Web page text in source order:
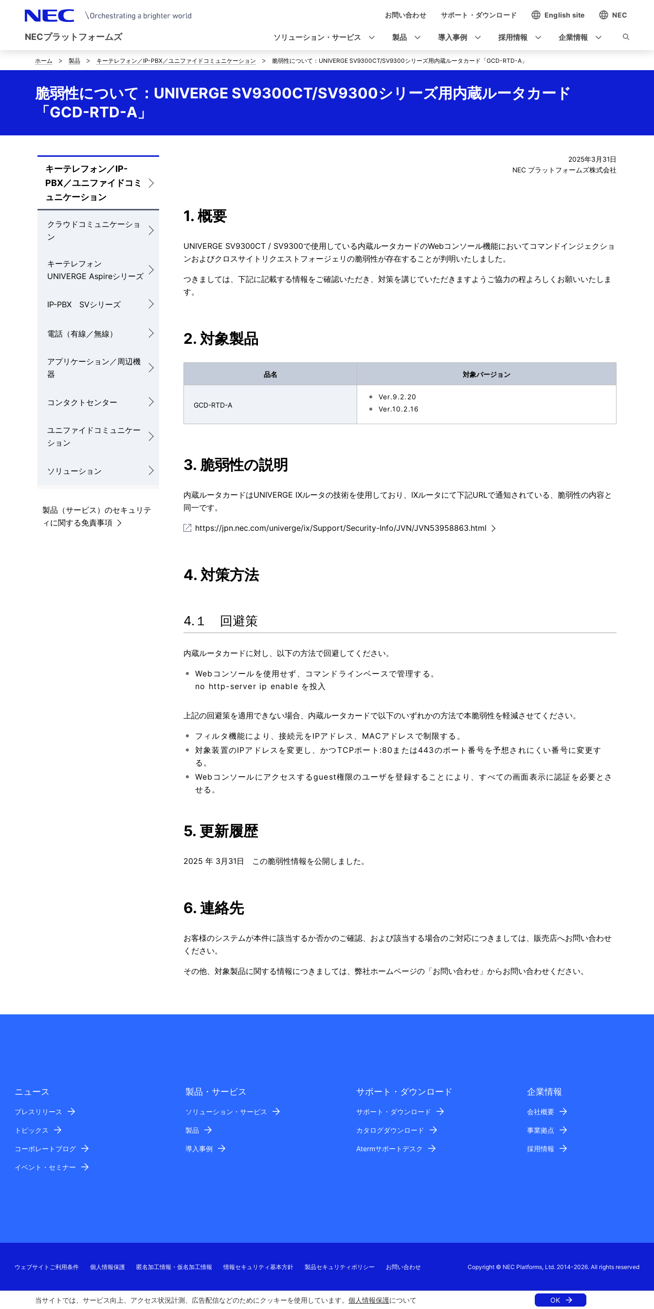
当サイトでは、サービス向上、アクセス状況計測、広告配信などのためにクッキーを使用しています。 個人情報保護について OK
NECプラットフォームズ
ゲ
ー
シ
お問い合わせ サポート・ダウンロード English site NEC
ソリューション・サービス 製品 導入事例 採用情報 企業情報
サ
イ
ト
現
在
位
ホーム 製品 キーテレフォン／IP-PBX／ユニファイドコミュニケーション 脆弱性について：UNIVERGE SV9300CT/SV9300シリーズ用内蔵ルータカード「GCD-RTD-A」
脆弱性について：UNIVERGE SV9300CT/SV9300シリーズ用内蔵ルータカード
「GCD-RTD-A」
ロ
ー
カ
ル
ビ
ー
シ
ン
キーテレフォン／IP-
PBX／ユニファイドコミ
ュニケーション
クラウドコミュニケーショ
ン
キーテレフォン
UNIVERGE Aspireシリーズ
IP-PBX SVシリーズ
電話（有線／無線）
アプリケーション／周辺機
器
コンタクトセンター
ユニファイドコミュニケー
ション
ソリューション
製品（サービス）のセキュリテ
ィに関する免責事項
2025年3月31日
NEC プラットフォームズ株式会社
1. 概要
UNIVERGE SV9300CT / SV9300で使用している内蔵ルータカードのWebコンソール機能においてコマンドインジェクショ
ンおよびクロスサイトリクエストフォージェリの脆弱性が存在することが判明いたしました。
つきましては、下記に記載する情報をご確認いただき、対策を講じていただきますようご協力の程よろしくお願いいたしま
す。
2. 対象製品
品名 対象バージョン
GCD-RTD-A
Ver.9.2.20
Ver.10.2.16
3. 脆弱性の説明
内蔵ルータカードはUNIVERGE IXルータの技術を使用しており、IXルータにて下記URLで通知されている、脆弱性の内容と
同一です。
https://jpn.nec.com/univerge/ix/Support/Security-Info/JVN/JVN53958863.html
4. 対策方法
4.１ 回避策
内蔵ルータカードに対し、以下の方法で回避してください。
Webコンソールを使用せず、コマンドラインベースで管理する。
no http-server ip enable を投入
上記の回避策を適用できない場合、内蔵ルータカードで以下のいずれかの方法で本脆弱性を軽減させてください。
フィルタ機能により、接続元をIPアドレス、MACアドレスで制限する。
対象装置のIPアドレスを変更し、かつTCPポート:80または443のポート番号を予想されにくい番号に変更す
る。
Webコンソールにアクセスするguest権限のユーザを登録することにより、すべての画面表示に認証を必要とさ
せる。
5. 更新履歴
2025 年 3月31日 この脆弱性情報を公開しました。
6. 連絡先
お客様のシステムが本件に該当するか否かのご確認、および該当する場合のご対応につきましては、販売店へお問い合わせ
ください。
その他、対象製品に関する情報につきましては、弊社ホームページの「お問い合わせ」からお問い合わせください。
ニュース
プレスリリース
トピックス
コーポレートブログ
イベント・セミナー
製品・サービス
ソリューション・サービス
製品
導入事例
サポート・ダウンロード
サポート・ダウンロード
カタログダウンロード
Atermサポートデスク
企業情報
会社概要
事業拠点
採用情報
ウェブサイトご利用条件 個人情報保護 匿名加工情報・仮名加工情報 情報セキュリティ基本方針 製品セキュリティポリシー お問い合わせ Copyright © NEC Platforms, Ltd. 2014-2026. All rights reserved